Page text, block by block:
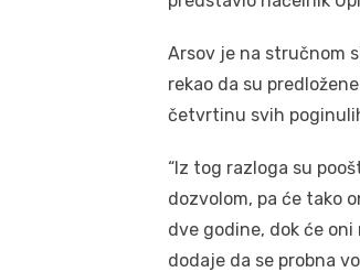
Arsov je na stručnom
rekao da su
četvrtinu svih
“Iz tog razloga su
dozvolom, pa će tako
dve godine, dok će oni
dodaje da se probna